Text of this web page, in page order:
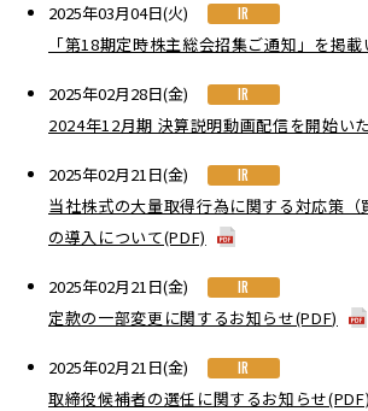
2025年03月04日(火) IR
「第18期定時株主総会招集ご通知」を掲載
2025年02月28日(金) IR
2024年12月期 決算説明動画配信を開始い
2025年02月21日(金) IR
当社株式の大量取得行為に関する対応策（
の導入について(PDF)
2025年02月21日(金) IR
定款の一部変更に関するお知らせ(PDF)
2025年02月21日(金) IR
取締役候補者の選任に関するお知らせ(PDF)